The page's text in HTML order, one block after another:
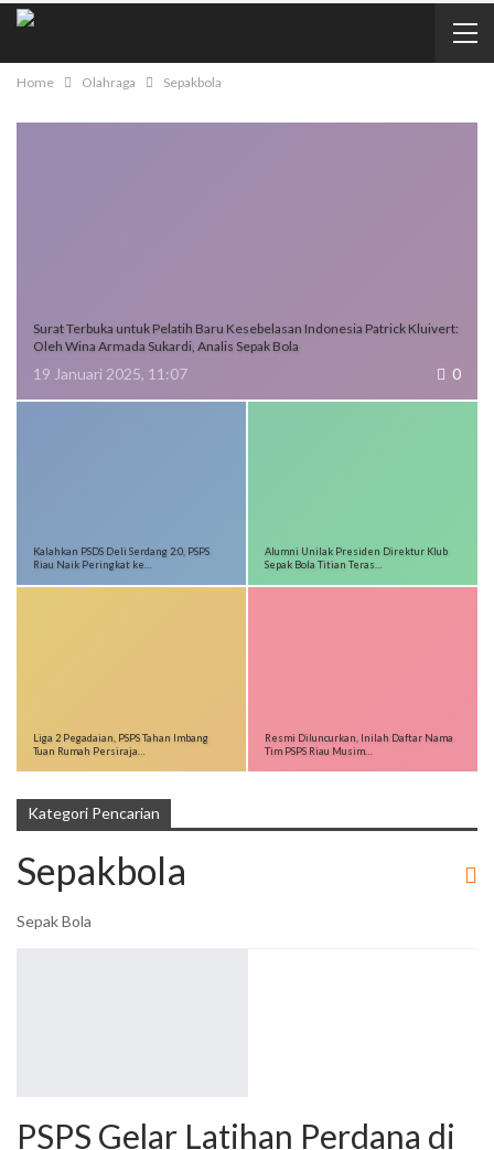
Home Olahraga Sepakbola
Surat Terbuka untuk Pelatih Baru Kesebelasan Indonesia Patrick Kluivert:
Oleh Wina Armada Sukardi, Analis Sepak Bola
19 Januari 2025, 11:07 0
Kalahkan PSDS Deli Serdang 2:0, PSPS
Riau Naik Peringkat ke…
Alumni Unilak Presiden Direktur Klub
Sepak Bola Titian Teras…
Liga 2 Pegadaian, PSPS Tahan Imbang
Tuan Rumah Persiraja…
Resmi Diluncurkan, Inilah Daftar Nama
Tim PSPS Riau Musim…
Kategori Pencarian
Sepakbola
Sepak Bola
PSPS Gelar Latihan Perdana di